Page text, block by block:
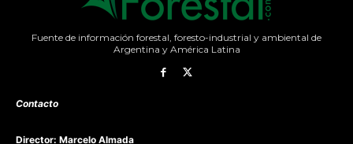
Fuente de información forestal, foresto-industrial y ambiental de
Argentina y América Latina
Contacto
Director: Marcelo Almada